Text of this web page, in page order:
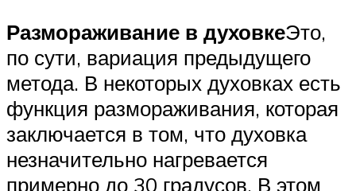
Размораживание в духовкеЭто,
по сути, вариация предыдущего
метода. В некоторых духовках есть
функция размораживания, которая
заключается в том, что духовка
незначительно нагревается
примерно до 30 градусов. В этом